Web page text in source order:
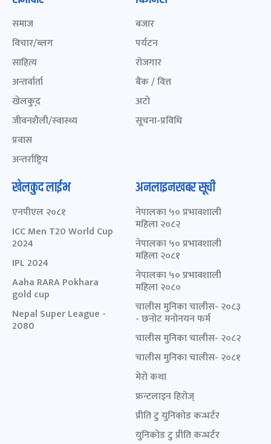
समाज
विचार/ब्लग
साहित्य
अन्तर्वार्ता
खेलकुद़़
जीवनशैली/स्वास्थ्य
प्रवास
अन्तर्राष्ट्रिय
बजार
पर्यटन
रोजगार
बैंक / वित्त
अटो
सूचना-प्रविधि
खेलकुद लाईभ
एनपीएल २०८१
ICC Men T20 World Cup
2024
IPL 2024
Aaha RARA Pokhara
gold cup
Nepal Super League -
2080
अनलाइनखबर सूची
नेपालका ५० प्रभावशाली
महिला २०८२
नेपालका ५० प्रभावशाली
महिला २०८१
नेपालका ५० प्रभावशाली
महिला २०८०
चालीस मुनिका चालीस- २०८३
- छनोट मनोनयन फर्म
चालीस मुनिका चालीस- २०८२
चालीस मुनिका चालीस- २०८१
मेरो कथा
फ्रन्टलाइन हिरोज्
प्रीति टु युनिकोड कन्भर्टर
युनिकोड टु प्रीति कन्भर्टर